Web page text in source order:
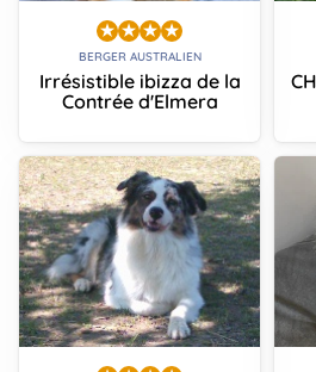
BERGER AUSTRALIEN
Irrésistible ibizza de la
Contrée d'Elmera